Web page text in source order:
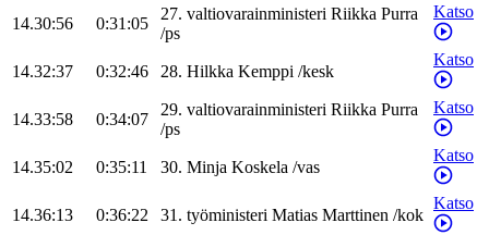
14.30:56 0:31:05
27. valtiovarainministeri Riikka Purra
/ps
Katso
14.32:37 0:32:46 28. Hilkka Kemppi /kesk
Katso
14.33:58 0:34:07
29. valtiovarainministeri Riikka Purra
/ps
Katso
14.35:02 0:35:11 30. Minja Koskela /vas
Katso
14.36:13 0:36:22 31. työministeri Matias Marttinen /kok
Katso